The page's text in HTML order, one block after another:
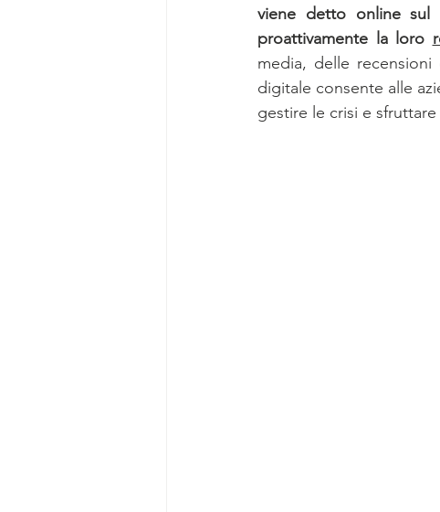
viene detto online sul
proattivamente la loro
media, delle
digitale consente alle
gestire le crisi e